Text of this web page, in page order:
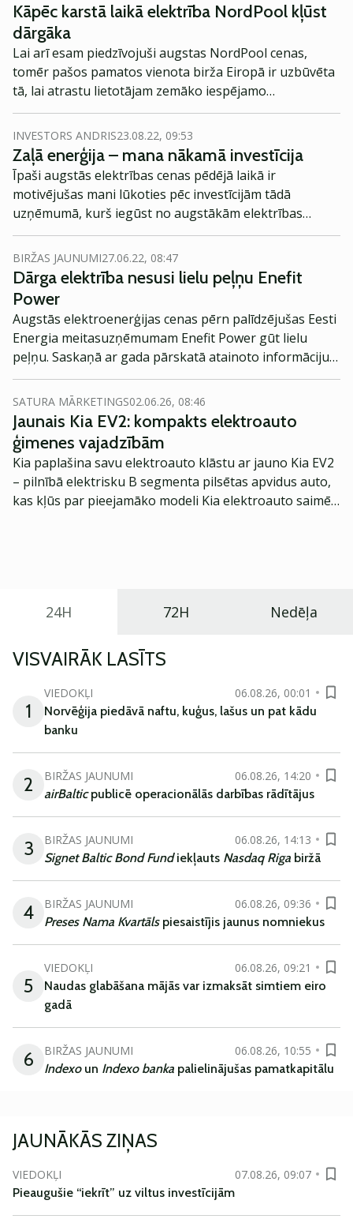
Kāpēc karstā laikā elektrība NordPool kļūst
dārgāka
Lai arī esam piedzīvojuši augstas NordPool cenas,
tomēr pašos pamatos vienota birža Eiropā ir uzbūvēta
tā, lai atrastu lietotājam zemāko iespējamo
elektroenerģijas ražotāju piedāvājumu grozu. Taču
tagad, karstajās vasaras dienās, NordPool aprēķina
mehānisms katrā stundā cenšas nodrošināt lietotāju ar
pieprasīto kilovatstundu skaitu. Skaidro Guntis Lūsis,
Latvenergo Enerģijas vairumtirdzniecības direktors.
INVESTORS ANDRIS23.08.22, 09:53
Zaļā enerģija – mana nākamā investīcija
Īpaši augstās elektrības cenas pēdējā laikā ir
motivējušas mani lūkoties pēc investīcijām tādā
uzņēmumā, kurš iegūst no augstākām elektrības
cenām.
BIRŽAS JAUNUMI27.06.22, 08:47
Dārga elektrība nesusi lielu peļņu Enefit
Power
Augstās elektroenerģijas cenas pērn palīdzējušas Eesti
Energia meitasuzņēmumam Enefit Power gūt lielu
peļņu. Saskaņā ar gada pārskatā atainoto informāciju
uzņēmuma apgrozījums vairāk nekā dubultojies.
SATURA MĀRKETINGS02.06.26, 08:46
Jaunais Kia EV2: kompakts elektroauto
ģimenes vajadzībām
Kia paplašina savu elektroauto klāstu ar jauno Kia EV2
– pilnībā elektrisku B segmenta pilsētas apvidus auto,
kas kļūs par pieejamāko modeli Kia elektroauto saimē
24H 72H Nedēļa
VISVAIRĀK LASĪTS
1
VIEDOKĻI
06.08.26, 00:01
Norvēģija piedāvā naftu, kuģus, lašus un pat kādu
banku
2 BIRŽAS JAUNUMI
06.08.26, 14:20
airBalticpublicē operacionālās darbības rādītājus
3 BIRŽAS JAUNUMI
06.08.26, 14:13
Signet Baltic Bond Fundiekļauts Nasdaq Riga biržā
4 BIRŽAS JAUNUMI
06.08.26, 09:36
Preses Nama Kvartāls piesaistījis jaunus nomniekus
5
VIEDOKĻI
06.08.26, 09:21
Naudas glabāšana mājās var izmaksāt simtiem eiro
gadā
6 BIRŽAS JAUNUMI
06.08.26, 10:55
Indexoun Indexo banka palielinājušas pamatkapitālu
JAUNĀKĀS ZIŅAS
VIEDOKĻI
07.08.26, 09:07
Pieaugušie “iekrīt” uz viltus investīcijām